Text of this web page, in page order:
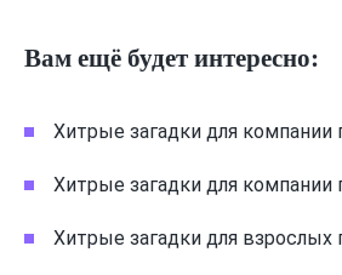
Вам ещё будет интересно:
Хитрые загадки для компании
Хитрые загадки для компании
Хитрые загадки для взрослых